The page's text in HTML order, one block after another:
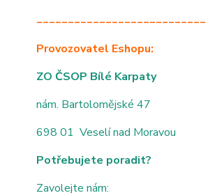
___________________________
Provozovatel Eshopu:
ZO ČSOP Bílé Karpaty
nám. Bartolomějské 47
698 01 Veselí nad Moravou
Potřebujete poradit?
Zavolejte nám: